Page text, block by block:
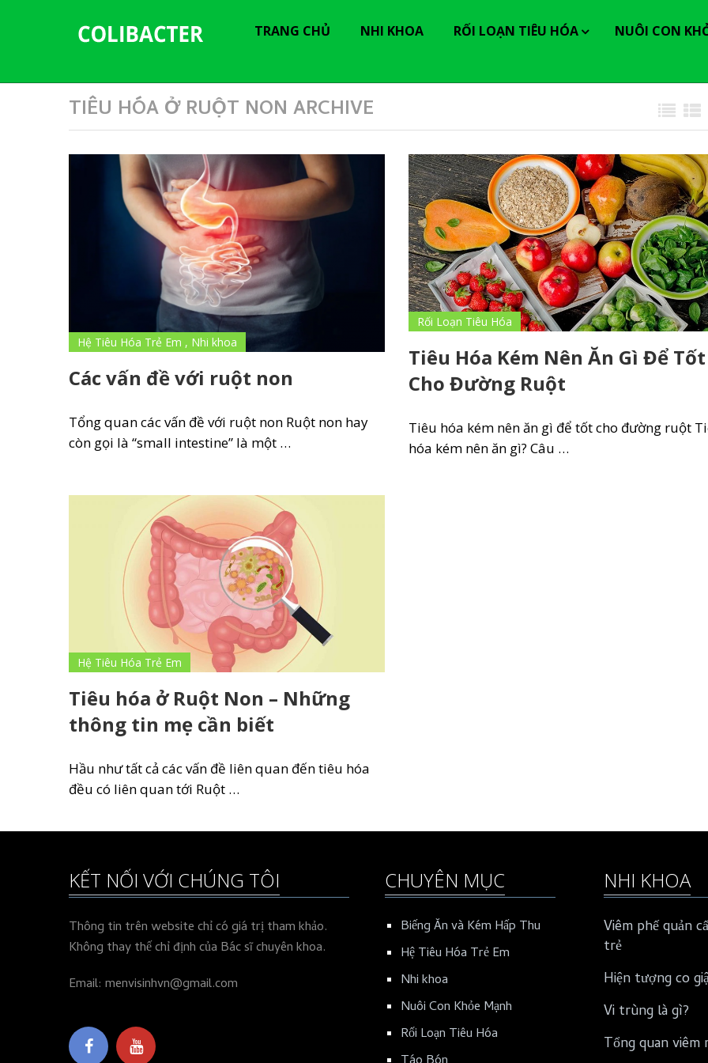
TRANG CHỦ NHI KHOA RỐI LOẠN TIÊU HÓA NUÔI CON
TIÊU HÓA Ở RUỘT NON ARCHIVE
Các vấn đề với ruột non
Hệ Tiêu Hóa Trẻ Em , Nhi khoa
Tổng quan các vấn đề với ruột non Ruột non hay
còn gọi là “small intestine” là một …
Tiêu Hóa Kém Nên Ăn Gì Để Tốt
Cho Đường Ruột
Rối Loạn Tiêu Hóa
Tiêu hóa kém nên ăn gì để tốt cho đường ruột
hóa kém nên ăn gì? Câu …
Tiêu hóa ở Ruột Non – Những
thông tin mẹ cần biết
Hệ Tiêu Hóa Trẻ Em
Hầu như tất cả các vấn đề liên quan đến tiêu hóa
đều có liên quan tới Ruột …
KẾT NỐI VỚI CHÚNG TÔI
Thông tin trên website chỉ có giá trị tham khảo.
Không thay thế chỉ định của Bác sĩ chuyên khoa.
Email: menvisinhvn@gmail.com
CHUYÊN MỤC
Biếng Ăn và Kém Hấp Thu
Hệ Tiêu Hóa Trẻ Em
Nhi khoa
Nuôi Con Khỏe Mạnh
Rối Loạn Tiêu Hóa
NHI KHOA
Viêm phế quản
trẻ
Hiện tượng co
Vi trùng là gì?
Tổng quan viêm